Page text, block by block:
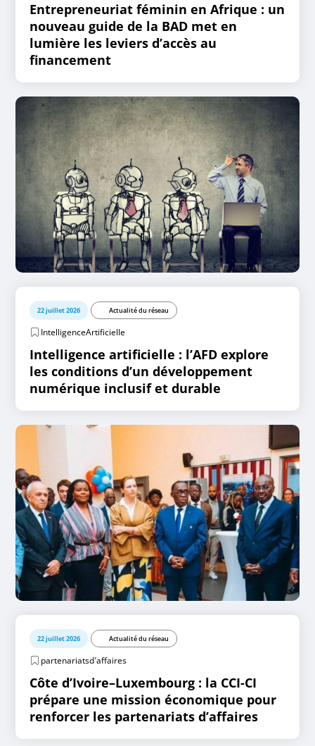
Entrepreneuriat féminin en Afrique : un
nouveau guide de la BAD met en
lumière les leviers d’accès au
financement
22 juillet 2026 Actualité du réseau
IntelligenceArtificielle
Intelligence artificielle : l’AFD explore
les conditions d’un développement
numérique inclusif et durable
22 juillet 2026 Actualité du réseau
partenariatsd'affaires
Côte d’Ivoire–Luxembourg : la CCI-CI
prépare une mission économique pour
renforcer les partenariats d’affaires